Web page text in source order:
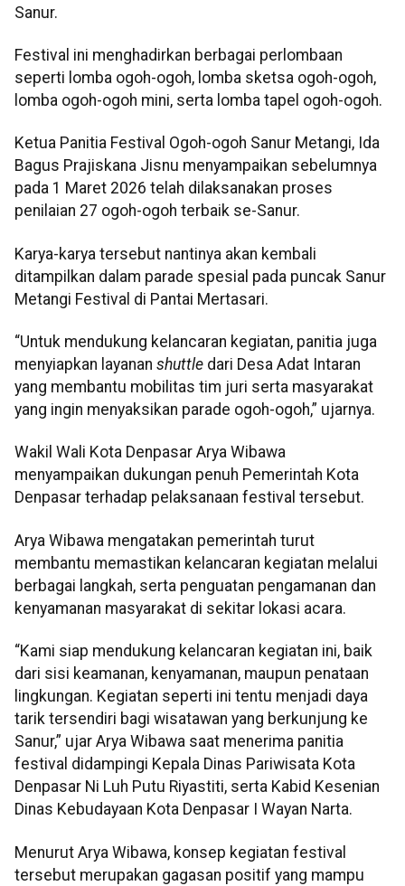
Sanur.
Festival ini menghadirkan berbagai perlombaan
seperti lomba ogoh-ogoh, lomba sketsa ogoh-ogoh,
lomba ogoh-ogoh mini, serta lomba tapel ogoh-ogoh.
Ketua Panitia Festival Ogoh-ogoh Sanur Metangi, Ida
Bagus Prajiskana Jisnu menyampaikan sebelumnya
pada 1 Maret 2026 telah dilaksanakan proses
penilaian 27 ogoh-ogoh terbaik se-Sanur.
Karya-karya tersebut nantinya akan kembali
ditampilkan dalam parade spesial pada puncak Sanur
Metangi Festival di Pantai Mertasari.
“Untuk mendukung kelancaran kegiatan, panitia juga
menyiapkan layanan shuttle dari Desa Adat Intaran
yang membantu mobilitas tim juri serta masyarakat
yang ingin menyaksikan parade ogoh-ogoh,” ujarnya.
Wakil Wali Kota Denpasar Arya Wibawa
menyampaikan dukungan penuh Pemerintah Kota
Denpasar terhadap pelaksanaan festival tersebut.
Arya Wibawa mengatakan pemerintah turut
membantu memastikan kelancaran kegiatan melalui
berbagai langkah, serta penguatan pengamanan dan
kenyamanan masyarakat di sekitar lokasi acara.
“Kami siap mendukung kelancaran kegiatan ini, baik
dari sisi keamanan, kenyamanan, maupun penataan
lingkungan. Kegiatan seperti ini tentu menjadi daya
tarik tersendiri bagi wisatawan yang berkunjung ke
Sanur,” ujar Arya Wibawa saat menerima panitia
festival didampingi Kepala Dinas Pariwisata Kota
Denpasar Ni Luh Putu Riyastiti, serta Kabid Kesenian
Dinas Kebudayaan Kota Denpasar I Wayan Narta.
Menurut Arya Wibawa, konsep kegiatan festival
tersebut merupakan gagasan positif yang mampu